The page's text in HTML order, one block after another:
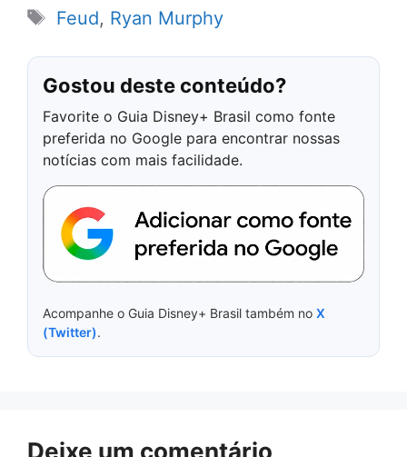
Tags
Feud, Ryan Murphy
Gostou deste conteúdo?
Favorite o Guia Disney+ Brasil como fonte
preferida no Google para encontrar nossas
notícias com mais facilidade.
Acompanhe o Guia Disney+ Brasil também no X
(Twitter).
Deixe um comentário